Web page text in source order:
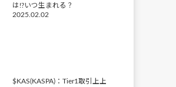
は!?いつ生まれる？
2025.02.02
$KAS(KASPA)：Tier1取引上上